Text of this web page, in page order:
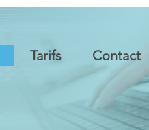
Tarifs Contact